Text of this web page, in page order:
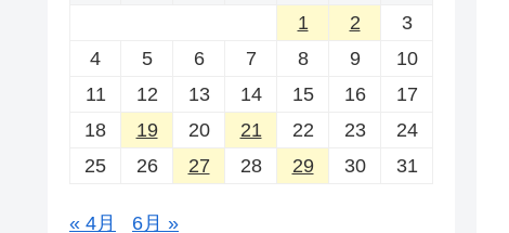
1
2
3
4
5 6 7 8 9
10
11
12 13 14 15 16
17
18
19 20 21 22 23
24
25
26 27 28 29 30 31
« 4月 6月 »